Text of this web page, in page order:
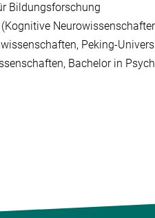
Bildungsforschung
Peking-
Bachelor in